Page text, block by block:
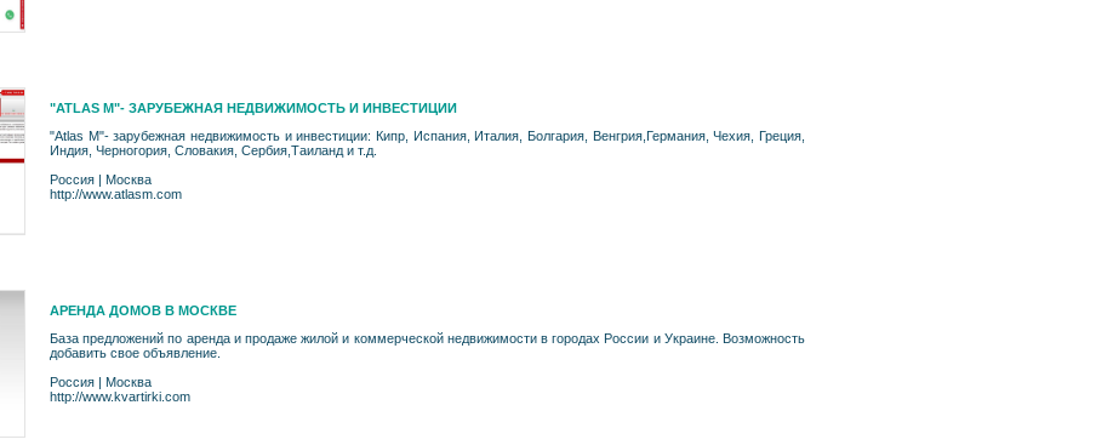
"ATLAS M"- ЗАРУБЕЖНАЯ НЕДВИЖИМОСТЬ И ИНВЕСТИЦИИ
"Atlas M"- зарубежная недвижимость и инвестиции: Кипр, Испания, Италия, Болгария, Венгрия,Германия, Чехия, Греция,
Индия, Черногория, Словакия, Сербия,Таиланд и т.д.
Россия | Москва
http://www.atlasm.com
АРЕНДА ДОМОВ В МОСКВЕ
База предложений по аренда и продаже жилой и коммерческой недвижимости в городах России и Украине. Возможность
добавить свое объявление.
Россия | Москва
http://www.kvartirki.com